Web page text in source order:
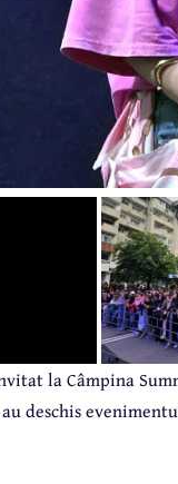
la Câmpina
deschis